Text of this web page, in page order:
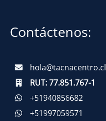
Contáctenos:
hola@tacnacentro.cl
RUT:77.851.767-1
+51940856682
+51997059571